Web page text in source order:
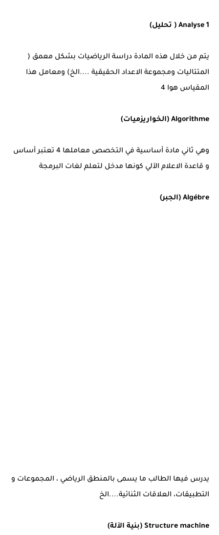
Analyse 1 ( تحليل)
يتم من خلال هذه المادة دراسة الرياضيات بشكل معمق (
المتتاليات ومجموعة الاعداد الحقيقية ....الخ) ومعامل هذا
المقياس هوا 4
Algorithme (الخواريزميات)
وهي ثاني مادة أساسية في التخصص معاملها 4 تعتبر أساس
و قاعدة الاعلام الآلي كونها مدخل لتعلم لغات البرمجة
Algébre (الجبر)
يدرس فيها الطالب ما يسمى بالمنطق الرياضي ، المجموعات و
التطبيقات، العلاقات الثنائية....الخ
Structure machine (بنية الآلة)